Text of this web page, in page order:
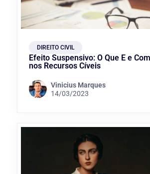
DIREITO CIVIL
Efeito Suspensivo: O Que É e
nos Recursos Cíveis
Vinicius Marques
14/03/2023